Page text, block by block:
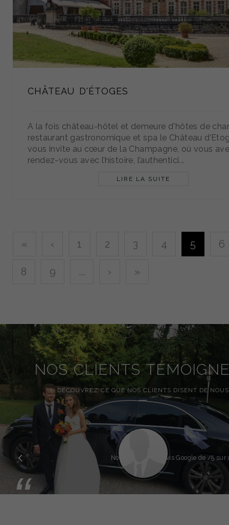
CHÂTEAU D'ÉTOGES
A la fois château-hôtel et demeure d'hôtes de
restaurant gastronomique et spa le Château
vous invite au cœur de la Champagne, où vous
rendez-vous avec l’histoire, l’authentici...
LIRE LA SUITE
« ‹ 1 2 3 4 5 6
8 9 ... › »
NOS CLIENTS
DÉCOUVREZ CE QUE NOS CLIENTS DISENT DE NOUS
“
Note globale des avis Google de /5 sur
Précédent